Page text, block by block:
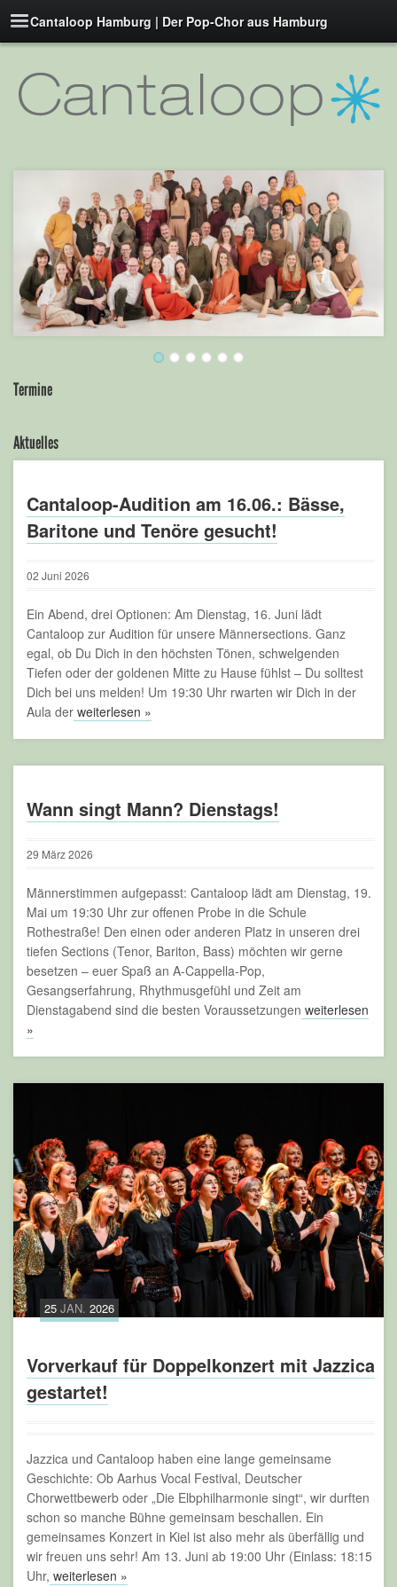
Cantaloop Hamburg | Der Pop-Chor aus Hamburg
Termine
Aktuelles
Cantaloop-Audition am 16.06.: Bässe,
Baritone und Tenöre gesucht!
02 Juni 2026
Ein Abend, drei Optionen: Am Dienstag, 16. Juni lädt
Cantaloop zur Audition für unsere Männersections. Ganz
egal, ob Du Dich in den höchsten Tönen, schwelgenden
Tiefen oder der goldenen Mitte zu Hause fühlst – Du solltest
Dich bei uns melden! Um 19:30 Uhr rwarten wir Dich in der
Aula der weiterlesen »
Wann singt Mann? Dienstags!
29 März2026
Männerstimmen aufgepasst: Cantaloop lädt am Dienstag, 19.
Mai um 19:30 Uhr zur offenen Probe in die Schule
Rothestraße! Den einen oder anderen Platz in unseren drei
tiefen Sections (Tenor, Bariton, Bass) möchten wir gerne
besetzen – euer Spaß an A-Cappella-Pop,
Gesangserfahrung, Rhythmusgefühl und Zeit am
Dienstagabend sind die besten Voraussetzungen weiterlesen
»
25 JAN. 2026
Vorverkauf für Doppelkonzert mit Jazzica
gestartet!
Jazzica und Cantaloop haben eine lange gemeinsame
Geschichte: Ob Aarhus Vocal Festival, Deutscher
Chorwettbewerb oder „Die Elbphilharmonie singt“, wir durften
schon so manche Bühne gemeinsam beschallen. Ein
gemeinsames Konzert in Kiel ist also mehr als überfällig und
wir freuen uns sehr! Am 13. Juni ab 19:00 Uhr (Einlass: 18:15
Uhr, weiterlesen »